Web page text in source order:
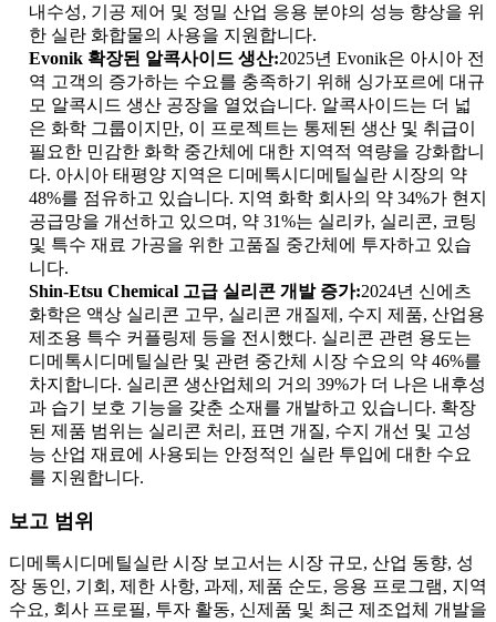
내수성, 기공 제어 및 정밀 산업 응용 분야의 성능 향상을 위
한 실란 화합물의 사용을 지원합니다.
Evonik 확장된 알콕사이드 생산:2025년 Evonik은 아시아 전
역 고객의 증가하는 수요를 충족하기 위해 싱가포르에 대규
모 알콕시드 생산 공장을 열었습니다. 알콕사이드는 더 넓
은 화학 그룹이지만, 이 프로젝트는 통제된 생산 및 취급이
필요한 민감한 화학 중간체에 대한 지역적 역량을 강화합니
다. 아시아 태평양 지역은 디메톡시디메틸실란 시장의 약
48%를 점유하고 있습니다. 지역 화학 회사의 약 34%가 현지
공급망을 개선하고 있으며, 약 31%는 실리카, 실리콘, 코팅
및 특수 재료 가공을 위한 고품질 중간체에 투자하고 있습
니다.
Shin-Etsu Chemical 고급 실리콘 개발 증가:2024년 신에츠
화학은 액상 실리콘 고무, 실리콘 개질제, 수지 제품, 산업용
제조용 특수 커플링제 등을 전시했다. 실리콘 관련 용도는
디메톡시디메틸실란 및 관련 중간체 시장 수요의 약 46%를
차지합니다. 실리콘 생산업체의 거의 39%가 더 나은 내후성
과 습기 보호 기능을 갖춘 소재를 개발하고 있습니다. 확장
된 제품 범위는 실리콘 처리, 표면 개질, 수지 개선 및 고성
능 산업 재료에 사용되는 안정적인 실란 투입에 대한 수요
를 지원합니다.
보고 범위
디메톡시디메틸실란 시장 보고서는 시장 규모, 산업 동향, 성
장 동인, 기회, 제한 사항, 과제, 제품 순도, 응용 프로그램, 지역
수요, 회사 프로필, 투자 활동, 신제품 및 최근 제조업체 개발을